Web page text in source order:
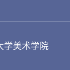
学美术学院